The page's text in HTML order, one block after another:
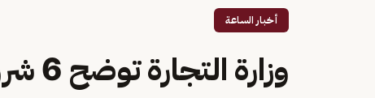
أخبار الساعة
وزارة التجارة توضح 6 شروط لتأسيس الشركة